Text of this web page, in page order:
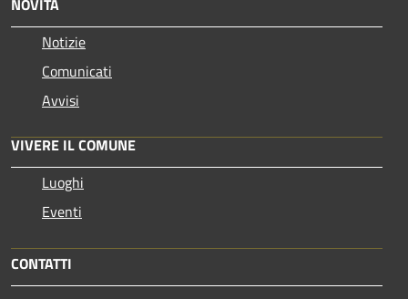
Notizie
Comunicati
Avvisi
VIVERE IL COMUNE
Luoghi
Eventi
CONTATTI